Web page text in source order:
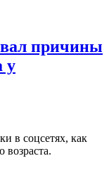
причины
у
в соцсетях, как
возраста.